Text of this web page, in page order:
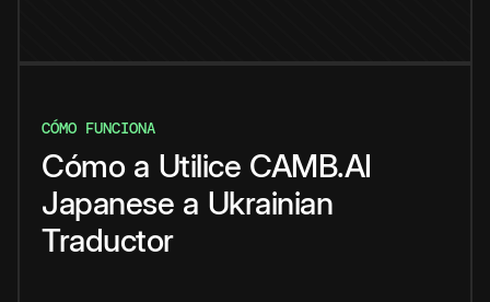
CÓMO FUNCIONA
Cómo a Utilice CAMB.AI
Japanese a Ukrainian
Traductor